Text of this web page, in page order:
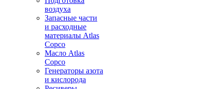
воздуха
Запасные части
и расходные
материалы Atlas
Copco
Масло Atlas
Copco
Генераторы азота
и кислорода